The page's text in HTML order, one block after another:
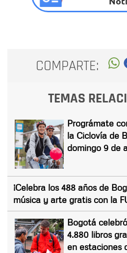
COMPARTE:
TEMAS
Prográmate
la Ciclovía de
domingo 9 de
¡Celebra los 488 años de
música y arte gratis con la
Bogotá
4.880 libros
en estaciones